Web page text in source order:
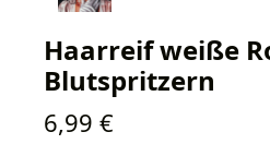
Haarreif weiße
Blutspritzern
Regulärer Preis:
6,99 €